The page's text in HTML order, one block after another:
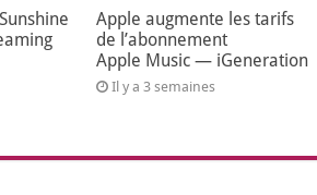
Apple augmente les tarifs
de l’abonnement
Apple Music — iGeneration
Il y a 3 semaines